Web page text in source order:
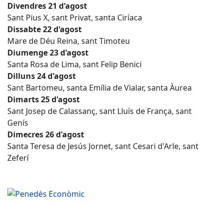
Divendres 21 d'agost
Sant Pius X, sant Privat, santa Ciríaca
Dissabte 22 d'agost
Mare de Déu Reina, sant Timoteu
Diumenge 23 d'agost
Santa Rosa de Lima, sant Felip Benici
Dilluns 24 d'agost
Sant Bartomeu, santa Emília de Vialar, santa Àurea
Dimarts 25 d'agost
Sant Josep de Calassanç, sant Lluís de França, sant
Genís
Dimecres 26 d'agost
Santa Teresa de Jesús Jornet, sant Cesari d'Arle, sant
Zeferí